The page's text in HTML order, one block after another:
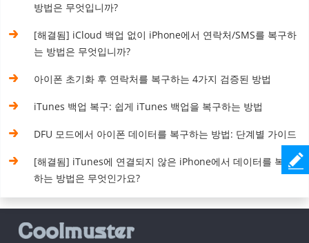
방법은 무엇입니까?
[해결됨] iCloud 백업 없이 iPhone에서 연락처/SMS를 복구하
는 방법은 무엇입니까?
아이폰 초기화 후 연락처를 복구하는 4가지 검증된 방법
iTunes 백업 복구: 쉽게 iTunes 백업을 복구하는 방법
DFU 모드에서 아이폰 데이터를 복구하는 방법: 단계별 가이드
[해결됨] iTunes에 연결되지 않은 iPhone에서 데이터를 복구
하는 방법은 무엇인가요?